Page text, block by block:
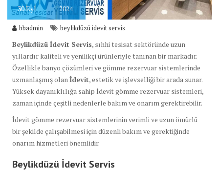
30Eyl 2024
bbadmin beylikdüzü idevit servis
Beylikdüzü İdevit Servis, sıhhi tesisat sektöründe uzun
yıllardır kaliteli ve yenilikçi ürünleriyle tanınan bir markadır.
Özellikle banyo çözümleri ve gömme rezervuar sistemlerinde
uzmanlaşmış olan İdevit, estetik ve işlevselliği bir arada sunar.
Yüksek dayanıklılığa sahip İdevit gömme rezervuar sistemleri,
zaman içinde çeşitli nedenlerle bakım ve onarım gerektirebilir.
İdevit gömme rezervuar sistemlerinin verimli ve uzun ömürlü
bir şekilde çalışabilmesi için düzenli bakım ve gerektiğinde
onarım hizmetleri önemlidir.
Beylikdüzü İdevit Servis